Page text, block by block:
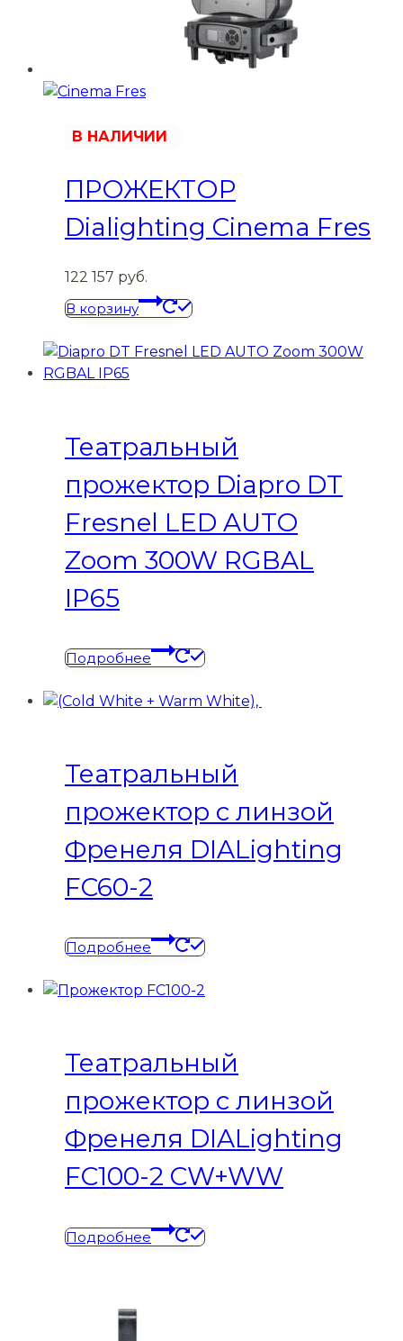
В НАЛИЧИИ
ПРОЖЕКТОР
Dialighting Cinema Fres
122 157 руб.
В корзину
Театральный
прожектор Diapro DT
Fresnel LED AUTO
Zoom 300W RGBAL
IP65
Подробнее
Театральный
прожектор с линзой
Френеля DIALighting
FC60-2
Подробнее
Театральный
прожектор с линзой
Френеля DIALighting
FC100-2 CW+WW
Подробнее